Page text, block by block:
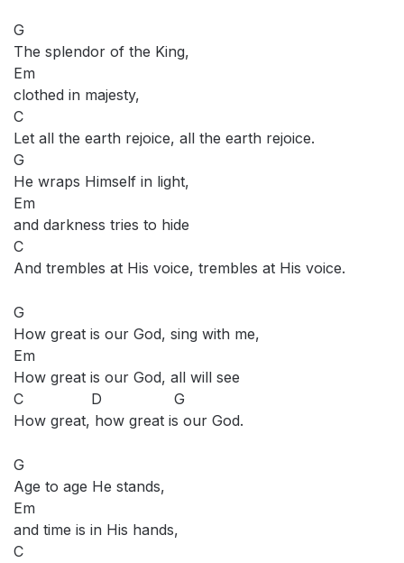
G
The splendor of the King,
Em
clothed in majesty,
C
Let all the earth rejoice, all the earth rejoice.
G
He wraps Himself in light,
Em
and darkness tries to hide
C
And trembles at His voice, trembles at His voice.
G
How great is our God, sing with me,
Em
How great is our God, all will see
C D G
How great, how great is our God.
G
Age to age He stands,
Em
and time is in His hands,
C